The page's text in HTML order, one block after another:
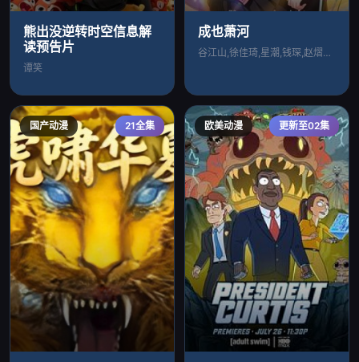
熊出没逆转时空信息解
读预告片
谭笑
成也萧河
谷江山,徐佳琦,星潮,钱琛,赵熠彤,孙路
国产动漫 21全集 欧美动漫 更新至02集